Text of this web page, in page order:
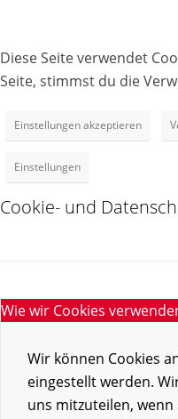
Diese Seite verwendet
Seite, stimmst du die
Einstellungen akzeptieren
Einstellungen
Cookie- und
Wie wir Cookies
Wir können Cookies
eingestellt werden.
uns mitzuteilen, wenn